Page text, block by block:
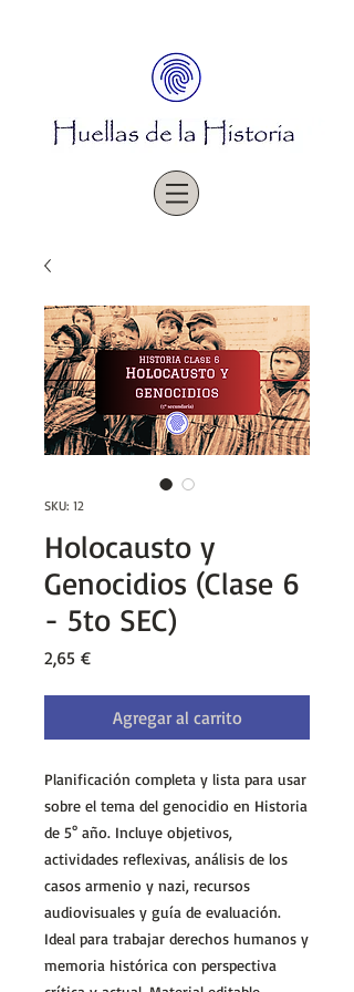
SKU: 12
Holocausto y
Genocidios (Clase 6
- 5to SEC)
2,65 €Precio
Agregar al carrito
Planificación completa y lista para usar
sobre el tema del genocidio en Historia
de 5° año. Incluye objetivos,
actividades reflexivas, análisis de los
casos armenio y nazi, recursos
audiovisuales y guía de evaluación.
Ideal para trabajar derechos humanos y
memoria histórica con perspectiva